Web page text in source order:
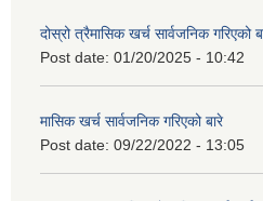
दोस्रो त्रैमासिक खर्च सार्वजनिक गरिएको
Post date: 01/20/2025 - 10:42
मासिक खर्च सार्वजनिक गरिएको बारे
Post date: 09/22/2022 - 13:05